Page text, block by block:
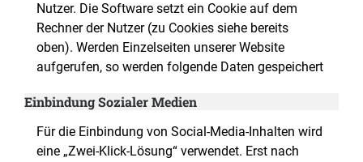
Nutzer. Die Software setzt ein Cookie auf dem
Rechner der Nutzer (zu Cookies siehe bereits
oben). Werden Einzelseiten unserer Website
aufgerufen, so werden folgende Daten gespeichert
Einbindung Sozialer Medien
Für die Einbindung von Social-Media-Inhalten wird
eine „Zwei-Klick-Lösung“ verwendet. Erst nach